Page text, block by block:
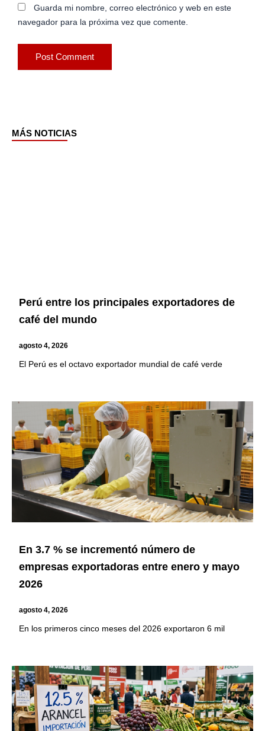
Guarda mi nombre, correo electrónico y web en este
navegador para la próxima vez que comente.
MÁS NOTICIAS
Perú entre los principales exportadores de
café del mundo
agosto 4, 2026
El Perú es el octavo exportador mundial de café verde
En 3.7 % se incrementó número de
empresas exportadoras entre enero y mayo
2026
agosto 4, 2026
En los primeros cinco meses del 2026 exportaron 6 mil